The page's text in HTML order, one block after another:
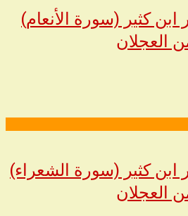
كثير (سورة الأنعام)
العجلان
ابن كثير (سورة الشعراء)
العجلان